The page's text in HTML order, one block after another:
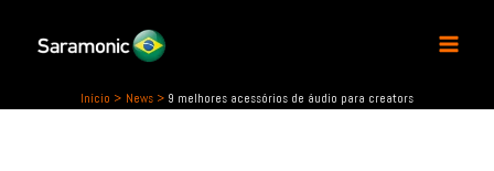
Início News 9 melhores acessórios de áudio para creators